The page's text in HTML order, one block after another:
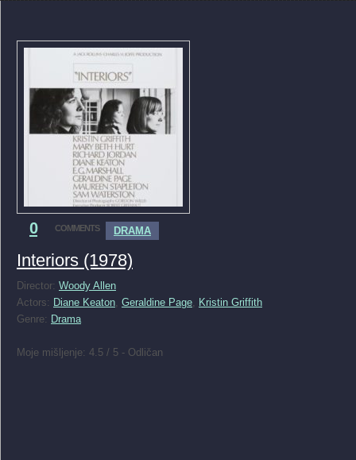
0 COMMENTS DRAMA
Interiors (1978)
Director: Woody Allen
Actors: Diane Keaton, Geraldine Page, Kristin Griffith
Genre: Drama
Moje mišljenje: 4.5 / 5 - Odličan